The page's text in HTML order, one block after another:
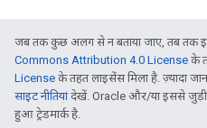
जब तक कुछ अलग से न बताया जाए, तब तक
Commons Attribution 4.0 License के
License के तहत लाइसेंस मिला है. ज़्यादा
साइट नीतियांदेखें. Oracle और/या इससे जुड़ी
हुआ ट्रेडमार्क है.